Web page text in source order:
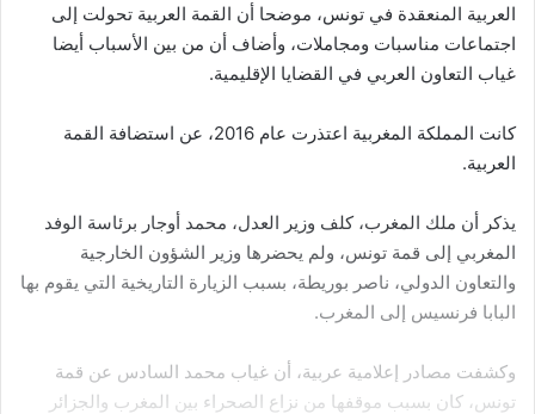
العربية المنعقدة في تونس، موضحا أن القمة العربية تحولت إلى
اجتماعات مناسبات ومجاملات، وأضاف أن من بين الأسباب أيضا
غياب التعاون العربي في القضايا الإقليمية.
كانت المملكة المغربية اعتذرت عام 2016، عن استضافة القمة
العربية.
يذكر أن ملك المغرب، كلف وزير العدل، محمد أوجار برئاسة الوفد
المغربي إلى قمة تونس، ولم يحضرها وزير الشؤون الخارجية
والتعاون الدولي، ناصر بوريطة، بسبب الزيارة التاريخية التي يقوم بها
البابا فرنسيس إلى المغرب.
وكشفت مصادر إعلامية عربية، أن غياب محمد السادس عن قمة
تونس، كان بسبب موقفها من نزاع الصحراء بين المغرب والجزائر